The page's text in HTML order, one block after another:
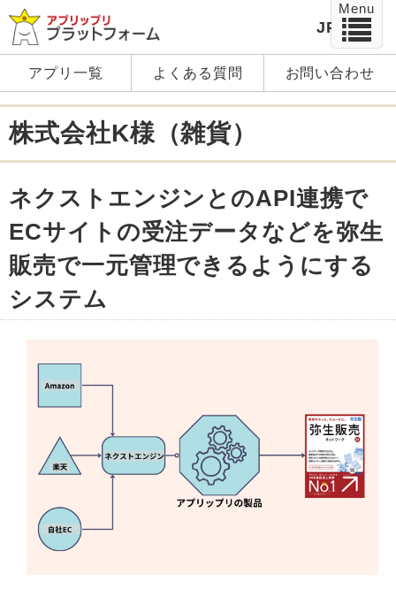
JP EN
アプリ一覧 よくある質問 お問い合わせ
株式会社K様（雑貨）
ネクストエンジンとのAPI連携で
ECサイトの受注データなどを弥生
販売で一元管理できるようにする
システム
Menu